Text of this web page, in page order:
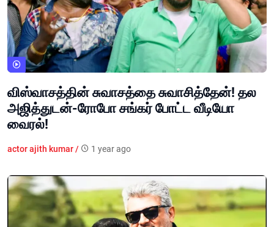
விஸ்வாசத்தின் சுவாசத்தை சுவாசித்தேன்! தல
அஜித்துடன்-ரோபோ சங்கர் போட்ட வீடியோ
வைரல்!
actor ajith kumar / 1 year ago